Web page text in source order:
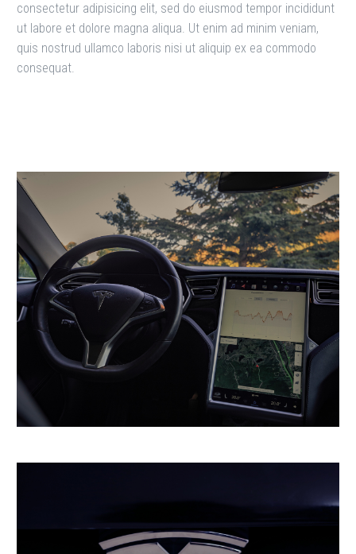
consectetur adipisicing elit, sed do eiusmod tempor incididunt
ut labore et dolore magna aliqua. Ut enim ad minim veniam,
quis nostrud ullamco laboris nisi ut aliquip ex ea commodo
consequat.